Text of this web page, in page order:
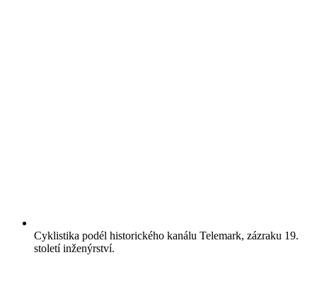
Cyklistika podél historického kanálu Telemark, zázraku 19.
století inženýrství.